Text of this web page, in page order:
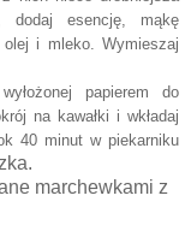
esencję, mąkę
i mleko. Wymieszaj
papierem do
na kawałki i wkładaj
40 minut w piekarniku
marchewkami z